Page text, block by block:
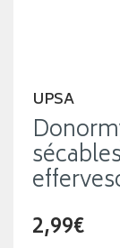
UPSA
2,99€